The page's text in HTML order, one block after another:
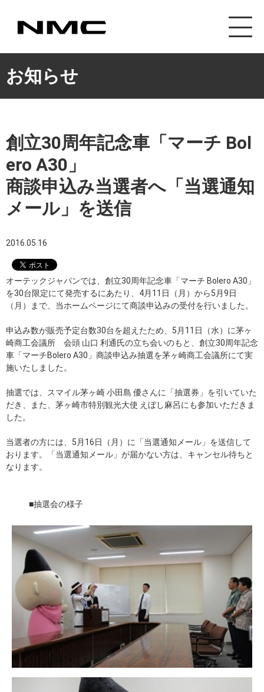
カスタマイズ事
お知らせ
創立30周年記念車「マーチ Bol
ero A30」
商談申込み当選者へ「当選通知
メール」を送信
2016.05.16
オーテックジャパンでは、創立30周年記念車「マーチ Bolero A30」
を30台限定にて発売するにあたり、4月11日（月）から5月9日
（月）まで、当ホームページにて商談申込みの受付を行いました。
申込み数が販売予定台数30台を超えたため、5月11日（水）に茅ヶ
崎商工会議所 会頭 山口 利通氏の立ち会いのもと、創立30周年記念
車「マーチBolero A30」商談申込み抽選を茅ヶ崎商工会議所にて実
施いたしました。
抽選では、スマイル茅ヶ崎 小田島 優さんに「抽選券」を引いていた
だき、また、茅ヶ崎市特別観光大使 えぼし麻呂にも参加いただきま
した。
当選者の方には、5月16日（月）に「当選通知メール」を送信して
おります。「当選通知メール」が届かない方は、キャンセル待ちと
なります。
■抽選会の様子